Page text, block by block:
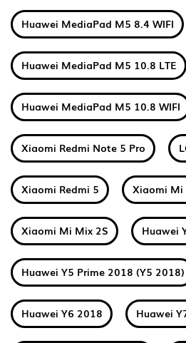
Huawei MediaPad M5 8.4 WIFI
Huawei MediaPad M5 10.8 LTE
Huawei MediaPad M5 10.8 WIFI
Xiaomi Redmi Note 5 Pro
Xiaomi Redmi 5 Xiaomi Mi
Xiaomi Mi Mix 2S Huawei
Huawei Y5 Prime 2018 (Y5 2018)
Huawei Y6 2018 Huawei